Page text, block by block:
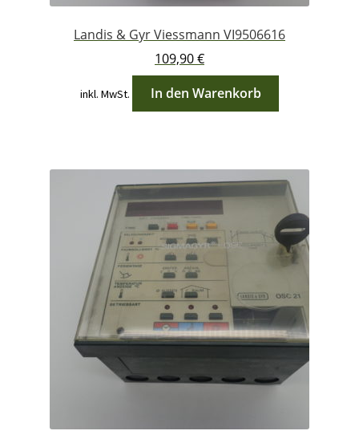
Landis & Gyr Viessmann VI9506616
109,90€
inkl. MwSt. In den Warenkorb